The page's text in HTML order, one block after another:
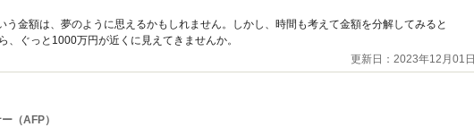
金額は、夢のように思えるかもしれません。しかし、時間も考えて金額を分解してみると
、ぐっと1000万円が近くに見えてきませんか。
更新日：2023年12月01日
（AFP）